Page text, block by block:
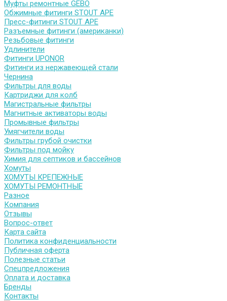
Муфты ремонтные GEBO
Обжимные фитинги STOUT APE
Пресс-фитинги STOUT APE
Разъемные фитинги (американки)
Резьбовые фитинги
Удлинители
Фитинги UPONOR
Фитинги из нержавеющей стали
Чернина
Фильтры для воды
Картриджи для колб
Магистральные фильтры
Магнитные активаторы воды
Промывные фильтры
Умягчители воды
Фильтры грубой очистки
Фильтры под мойку
Химия для септиков и бассейнов
Хомуты
ХОМУТЫ КРЕПЕЖНЫЕ
ХОМУТЫ РЕМОНТНЫЕ
Разное
Компания
Отзывы
Вопрос-ответ
Карта сайта
Политика конфиденциальности
Публичная оферта
Полезные статьи
Спецпредложения
Оплата и доставка
Бренды
Контакты